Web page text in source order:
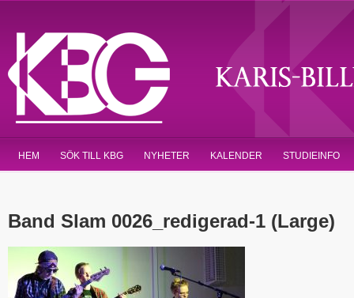
HEM SÖK TILL KBG NYHETER KALENDER STUDIEINFO
Band Slam 0026_redigerad-1 (Large)